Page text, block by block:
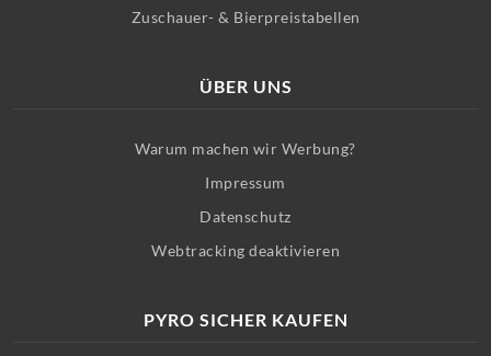
Zuschauer- & Bierpreistabellen
ÜBER UNS
Warum machen wir Werbung?
Impressum
Datenschutz
Webtracking deaktivieren
PYRO SICHER KAUFEN